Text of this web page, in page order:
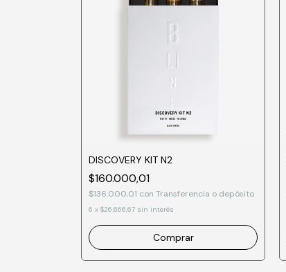
DISCOVERY KIT N2
$160.000,01
$136.000,01 con Transferencia o depósito
6 x $26.666,67 sin interés
Comprar